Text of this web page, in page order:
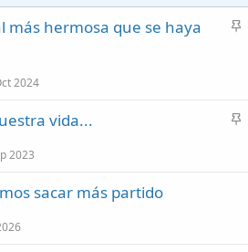
A
d
más hermosa que se haya
2024
A
vida...
2023
sacar más partido